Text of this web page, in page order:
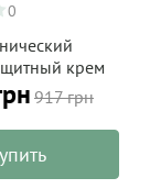
0
крем
50+ для
кожи
Organic Sun
50 г
917 грн